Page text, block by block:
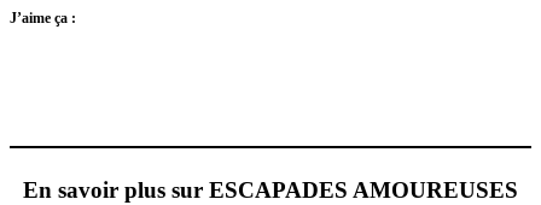
J’aime ça :
En savoir plus sur ESCAPADES AMOUREUSES